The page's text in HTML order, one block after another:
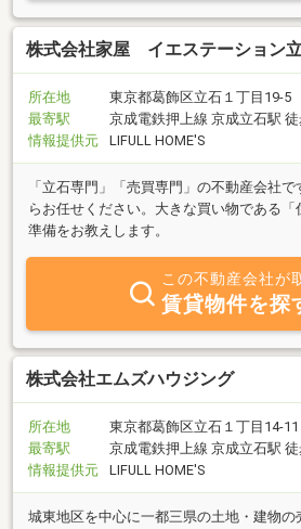
株式会社家屋 イエステーション
所在地
東京都葛飾区立石１丁目19-5
最寄駅
京成電鉄押上線 京成立石駅 徒
情報提供元
LIFULL HOME'S
「立石専門」「売買専門」の不動産会社
らお任せください。大きな買い物である
準備をお教えします。
この不動産会社が
賃貸物件を探
株式会社エムズハウジング
所在地
東京都葛飾区立石１丁目14-11
最寄駅
京成電鉄押上線 京成立石駅 徒
情報提供元
LIFULL HOME'S
城東地区を中心に一都三県の土地・建物の